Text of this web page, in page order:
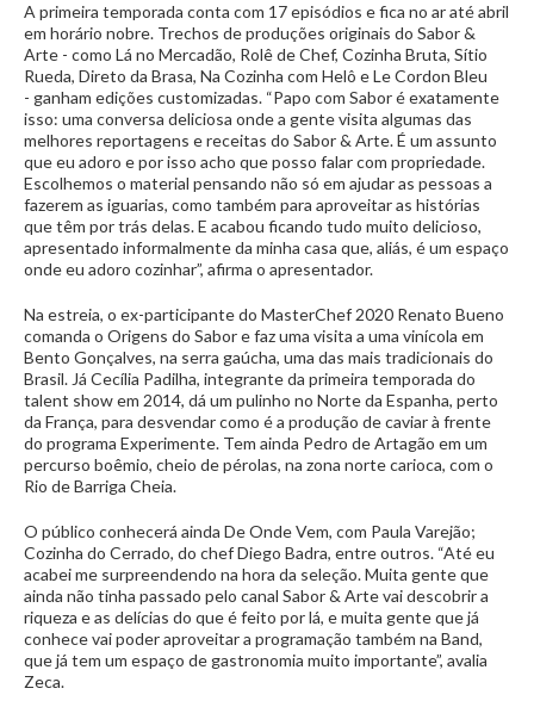
A primeira temporada conta com 17 episódios e fica no ar até abril
em horário nobre. Trechos de produções originais do Sabor &
Arte - como Lá no Mercadão, Rolê de Chef, Cozinha Bruta, Sítio
Rueda, Direto da Brasa, Na Cozinha com Helô e Le Cordon Bleu
- ganham edições customizadas. “Papo com Sabor é exatamente
isso: uma conversa deliciosa onde a gente visita algumas das
melhores reportagens e receitas do Sabor & Arte. É um assunto
que eu adoro e por isso acho que posso falar com propriedade.
Escolhemos o material pensando não só em ajudar as pessoas a
fazerem as iguarias, como também para aproveitar as histórias
que têm por trás delas. E acabou ficando tudo muito delicioso,
apresentado informalmente da minha casa que, aliás, é um espaço
onde eu adoro cozinhar”, afirma o apresentador.
Na estreia, o ex-participante do MasterChef 2020 Renato Bueno
comanda o Origens do Sabor e faz uma visita a uma vinícola em
Bento Gonçalves, na serra gaúcha, uma das mais tradicionais do
Brasil. Já Cecília Padilha, integrante da primeira temporada do
talent show em 2014, dá um pulinho no Norte da Espanha, perto
da França, para desvendar como é a produção de caviar à frente
do programa Experimente. Tem ainda Pedro de Artagão em um
percurso boêmio, cheio de pérolas, na zona norte carioca, com o
Rio de Barriga Cheia.
O público conhecerá ainda De Onde Vem, com Paula Varejão;
Cozinha do Cerrado, do chef Diego Badra, entre outros. “Até eu
acabei me surpreendendo na hora da seleção. Muita gente que
ainda não tinha passado pelo canal Sabor & Arte vai descobrir a
riqueza e as delícias do que é feito por lá, e muita gente que já
conhece vai poder aproveitar a programação também na Band,
que já tem um espaço de gastronomia muito importante”, avalia
Zeca.